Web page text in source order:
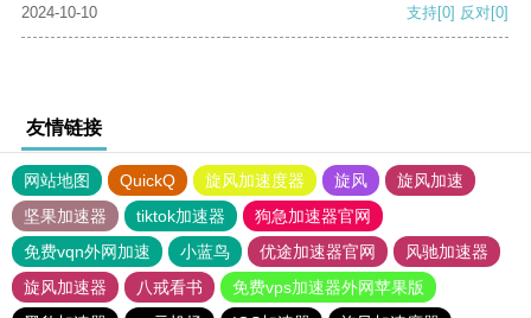
2024-10-10 支持[0] 反对[0]
友情链接
网站地图 QuickQ 旋风加速度器 旋风
旋风加速
坚果加速器
tiktok加速器
狗急加速器官网
免费vqn外网加速
小蓝鸟 优途加速器官网
风驰加速器
旋风加速器
八戒看书
免费vps加速器外网苹果版